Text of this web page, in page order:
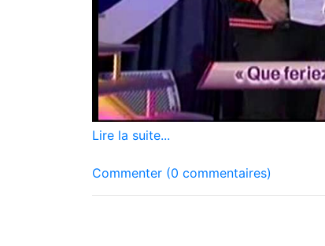
Lire la suite...
Commenter (0 commentaires)